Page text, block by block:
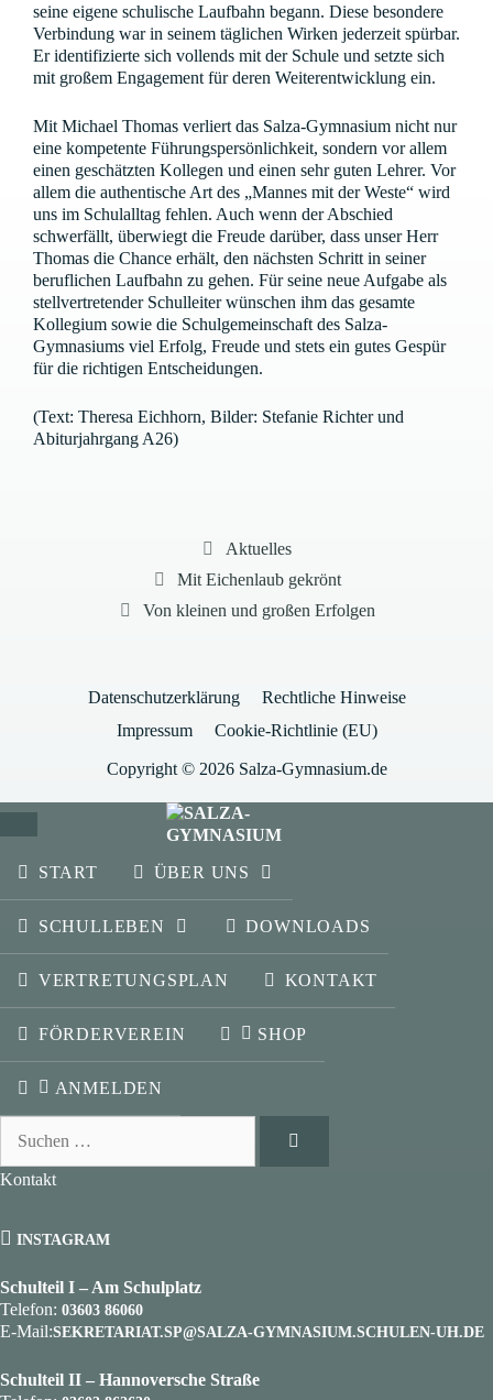
seine eigene schulische Laufbahn begann. Diese besondere
Verbindung war in seinem täglichen Wirken jederzeit spürbar.
Er identifizierte sich vollends mit der Schule und setzte sich
mit großem Engagement für deren Weiterentwicklung ein.
Mit Michael Thomas verliert das Salza-Gymnasium nicht nur
eine kompetente Führungspersönlichkeit, sondern vor allem
einen geschätzten Kollegen und einen sehr guten Lehrer. Vor
allem die authentische Art des „Mannes mit der Weste“ wird
uns im Schulalltag fehlen. Auch wenn der Abschied
schwerfällt, überwiegt die Freude darüber, dass unser Herr
Thomas die Chance erhält, den nächsten Schritt in seiner
beruflichen Laufbahn zu gehen. Für seine neue Aufgabe als
stellvertretender Schulleiter wünschen ihm das gesamte
Kollegium sowie die Schulgemeinschaft des Salza-
Gymnasiums viel Erfolg, Freude und stets ein gutes Gespür
für die richtigen Entscheidungen.
(Text: Theresa Eichhorn, Bilder: Stefanie Richter und
Abiturjahrgang A26)
Kategorien
Aktuelles
Mit Eichenlaub gekrönt
Von kleinen und großen Erfolgen
Datenschutzerklärung
Rechtliche Hinweise
Impressum
Cookie-Richtlinie (EU)
Copyright © 2026 Salza-Gymnasium.de
SCHLIESSEN
START
ÜBER UNS
SCHULLEBEN DOWNLOADS
VERTRETUNGSPLAN KONTAKT
FÖRDERVEREIN SHOP
ANMELDEN
nach:
Kontakt
INSTAGRAM
Schulteil I – Am Schulplatz
Telefon: 03603 86060
E-Mail:SEKRETARIAT.SP@SALZA-GYMNASIUM.SCHULEN-UH.DE
Schulteil II – Hannoversche Straße